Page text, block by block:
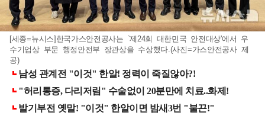
[세종=뉴시스]한국가스안전공사는 `제24회 대한민국 안전대상'에서 우
수기업상 부문 행정안전부 장관상을 수상했다.(사진=가스안전공사 제
공)